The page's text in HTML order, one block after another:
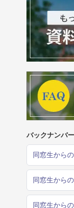
バックナンバー
同窓生から
同窓生から
同窓生から